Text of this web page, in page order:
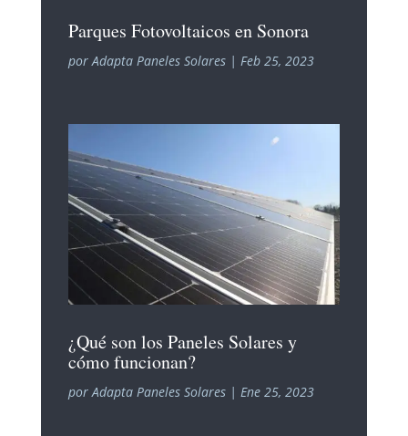
Parques Fotovoltaicos en Sonora
por Adapta Paneles Solares| Feb 25, 2023
¿Qué son los Paneles Solares y
cómo funcionan?
porAdapta Paneles Solares| Ene 25, 2023